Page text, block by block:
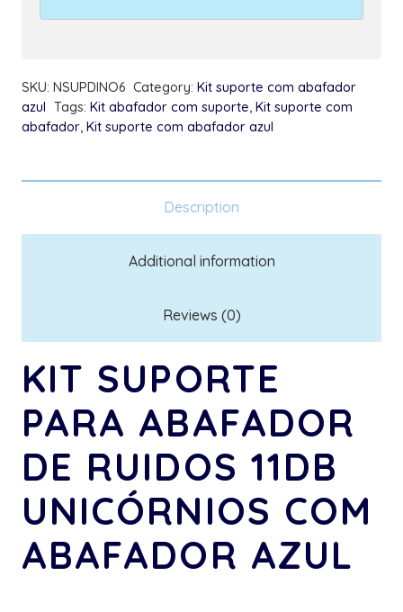
Unicórnios
Azul
quantity
SKU: NSUPDINO6 Category: Kit suporte com abafador
azul Tags: Kit abafador com suporte, Kit suporte com
abafador, Kit suporte com abafador azul
Description
Additional information
Reviews (0)
KIT SUPORTE
PARA ABAFADOR
DE RUIDOS 11DB
UNICÓRNIOS COM
ABAFADOR AZUL